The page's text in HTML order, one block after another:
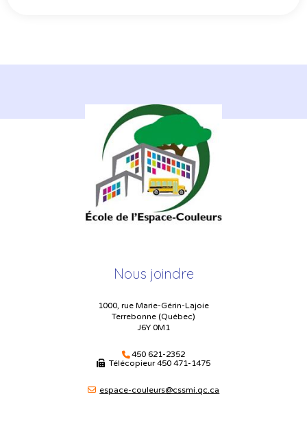
Nous joindre
1000, rue Marie-Gérin-Lajoie
Terrebonne (Québec)
J6Y 0M1
450 621-2352
Télécopieur450 471-1475
espace-couleurs@cssmi.qc.ca